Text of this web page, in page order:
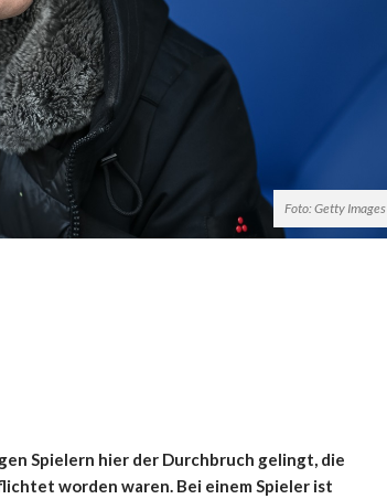
Foto: Getty Images
Spielern hier der Durchbruch gelingt, die
worden waren. Bei einem Spieler ist